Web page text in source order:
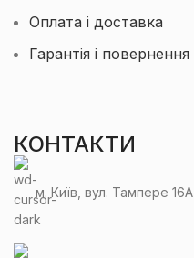
Оплата і доставка
Гарантія і повернення
КОНТАКТИ
м. Київ, вул. Тампере 16А